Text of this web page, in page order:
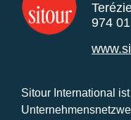
974
Sitour International